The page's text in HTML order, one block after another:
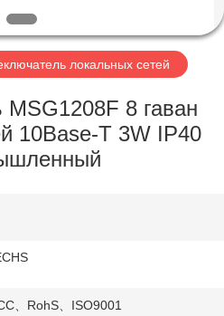
локальных сетей
8 гаван
10Base-T 3W IP40
、RohS、ISO9001